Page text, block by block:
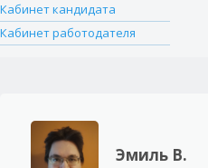
Кабинет кандидата
Кабинет работодателя
Эмиль В.